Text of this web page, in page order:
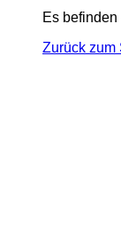
Es
Zurück zum